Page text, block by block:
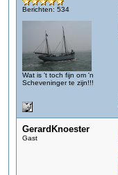
Berichten: 534
Wat is 't toch fijn om 'n
Scheveninger te zijn!!!
GerardKnoester
Gast